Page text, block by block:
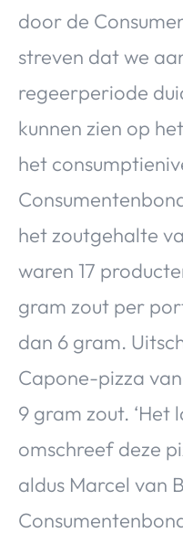
door de
streven dat we
regeerperiode
kunnen zien op
het
het zoutgehalte
waren 17
gram zout per
dan 6 gram.
Capone-pizza
9 gram zout.
omschreef deze
aldus Marcel van